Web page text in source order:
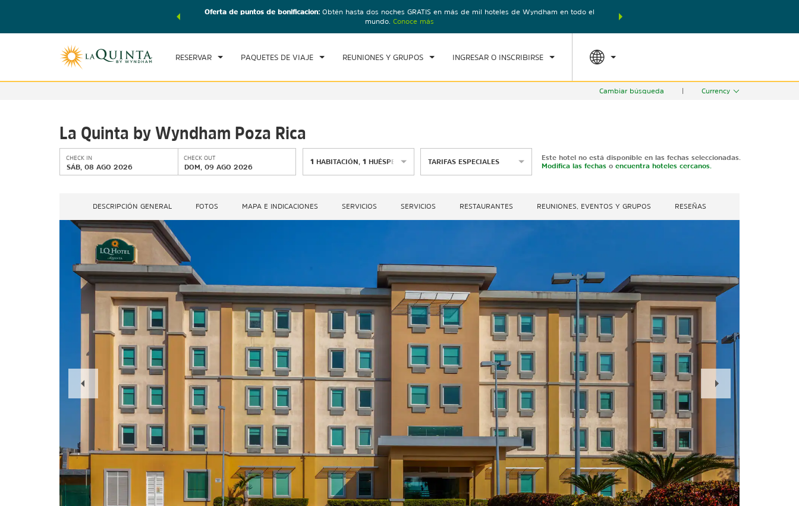
viaje de Wyndham, además, gana puntos Wyndham
Oferta de puntos de bonificación: Obtén hasta dos noches GRATIS en más de mil hoteles de Wyndham en todo el
mundo. Conoce más
Agrupa tu hotel, vuelos y mucho más con los
RESERVAR PAQUETES DE VIAJE REUNIONES Y GRUPOS INGRESAR O INSCRIBIRSE
CHECK IN CHECK OUT
DOM, 09 AGO 2026
TARIFAS ESPECIALES
Cambiar búsqueda Currency
La Quinta by Wyndham Poza Rica
CHECK IN
SÁB, 08 AGO 2026
CHECK OUT
DOM, 09 AGO 2026
1 HABITACIÓN ,1 HUÉSPED TARIFAS ESPECIALES
Este hotel no está disponible en las fechas seleccionadas.
Modifica las fechaso encuentra hoteles cercanos.
DESCRIPCIÓN GENERAL FOTOS MAPA E INDICACIONES SERVICIOS SERVICIOS RESTAURANTES REUNIONES, EVENTOS Y GRUPOS RESEÑAS
Previous
Slide
Slide